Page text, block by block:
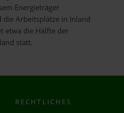
Energieträger
Arbeitsplätze in Inland
etwa die Hälfte der
statt.
RECHTLICHES